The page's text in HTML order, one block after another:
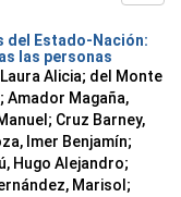
del Estado-Nación:
las personas
Alicia; del Monte
; Amador Magaña,
; Cruz Barney,
Imer Benjamín;
Hugo Alejandro;
Marisol ;